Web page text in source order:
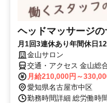
ヘッドマッサージ
月1回3連休あり年間休日
金山サロン
交通・アクセス 金山総
月給210,000円～
愛知県名古屋市中区
勤務時間詳細 総労働時